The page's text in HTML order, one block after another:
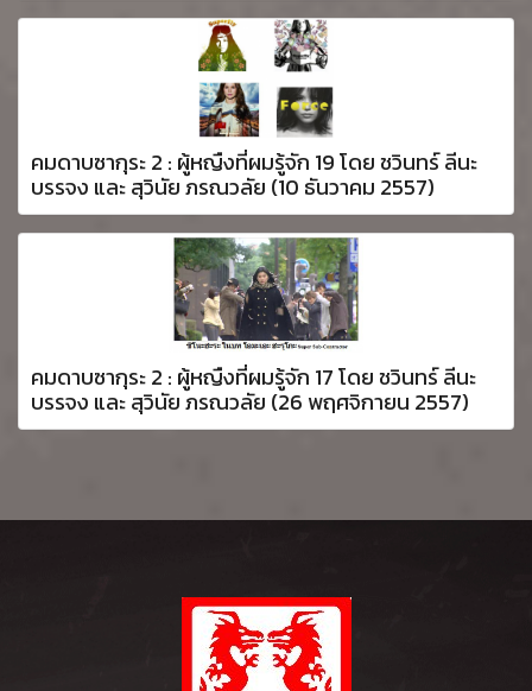
คมดาบซากุระ 2 : ผู้หญืงที่ผมรู้จัก 19 โดย ชวินทร์ ลีนะ
บรรจง และ สุวินัย ภรณวลัย (10 ธันวาคม 2557)
คมดาบซากุระ 2 : ผู้หญืงที่ผมรู้จัก 17 โดย ชวินทร์ ลีนะ
บรรจง และ สุวินัย ภรณวลัย (26 พฤศจิกายน 2557)